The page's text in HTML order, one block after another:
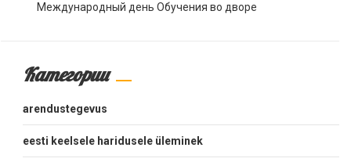
Международный день Обучения во дворе
Категории
arendustegevus
eesti keelsele haridusele üleminek